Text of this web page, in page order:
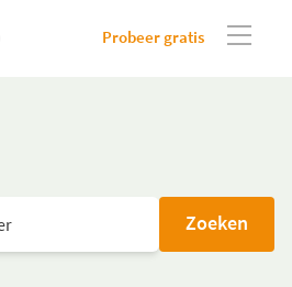
Probeer gratis
Zoeken